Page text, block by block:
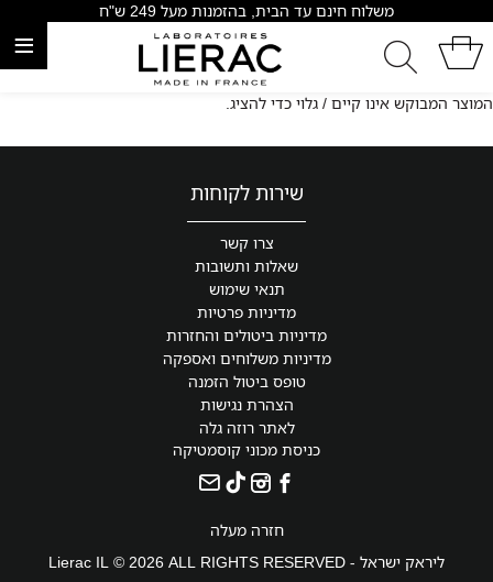
משלוח חינם עד הבית, בהזמנות מעל 249 ש"ח
≡
המוצר המבוקש אינו קיים / גלוי כדי להציג.
שירות לקוחות
צרו קשר
שאלות ותשובות
תנאי שימוש
מדיניות פרטיות
מדיניות ביטולים והחזרות
מדיניות משלוחים ואספקה
טופס ביטול הזמנה
הצהרת נגישות
לאתר רוזה גלה
כניסת מכוני קוסמטיקה
חזרה מעלה
ליראק ישראל - Lierac IL © 2026 ALL RIGHTS RESERVED